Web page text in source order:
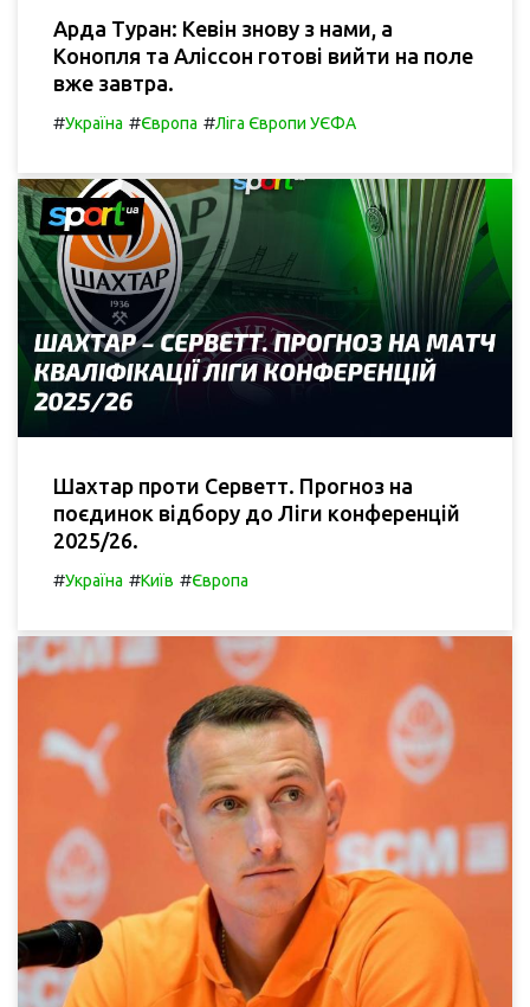
Арда Туран: Кевін знову з нами, а
Конопля та Аліссон готові вийти на поле
вже завтра.
#Україна #Європа #Ліга Європи УЄФА
Шахтар проти Серветт. Прогноз на
поєдинок відбору до Ліги конференцій
2025/26.
#Україна #Київ #Європа